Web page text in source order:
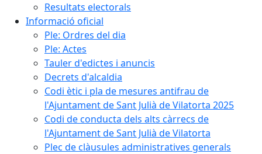
Resultats electorals
Informació oficial
Ple: Ordres del dia
Ple: Actes
Tauler d'edictes i anuncis
Decrets d'alcaldia
Codi ètic i pla de mesures antifrau de
l'Ajuntament de Sant Julià de Vilatorta 2025
Codi de conducta dels alts càrrecs de
l'Ajuntament de Sant Julià de Vilatorta
Plec de clàusules administratives generals